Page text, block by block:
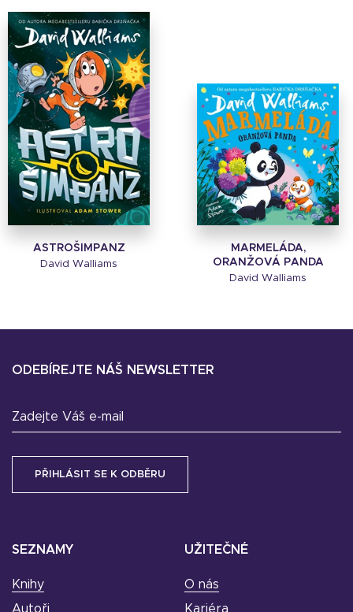
ASTROŠIMPANZ
David Walliams
MARMELÁDA,
ORANŽOVÁ PANDA
David Walliams
SEZNAMY
Knihy
Autoři
UŽITEČNÉ
O nás
Kariéra
ODEBÍREJTE NÁŠ NEWSLETTER
Zadejte Váš e-mail